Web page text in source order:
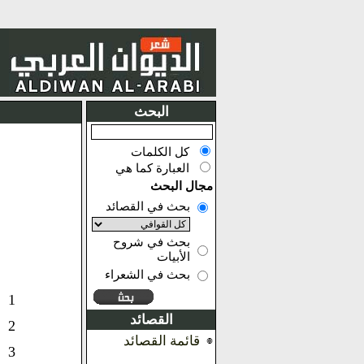
البحث
كل الكلمات
العبارة كما هي
مجال البحث
بحث في القصائد
بحث في شروح
الأبيات
بحث في الشعراء
القصائد
قائمة القصائد
1
2
3